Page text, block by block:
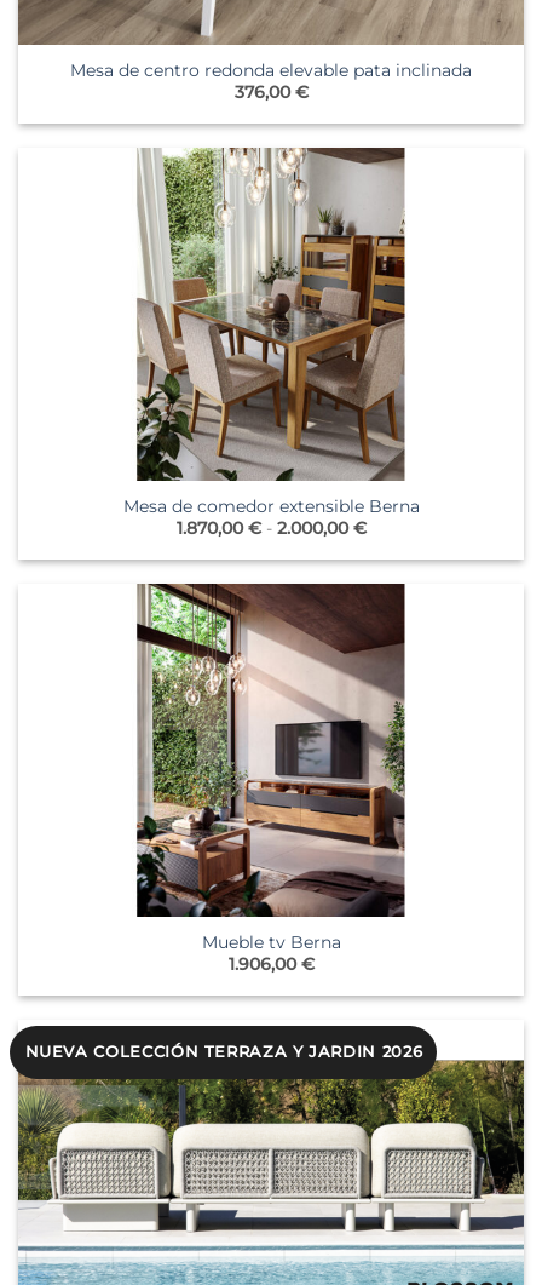
Mesa de centro redonda elevable pata inclinada
376,00€
Mesa de comedor extensible Berna
1.870,00€ - 2.000,00€Rango
precios:
1.870,00 €
hasta
Mueble tv Berna
1.906,00€
NUEVA COLECCIÓN TERRAZA Y JARDIN 2026